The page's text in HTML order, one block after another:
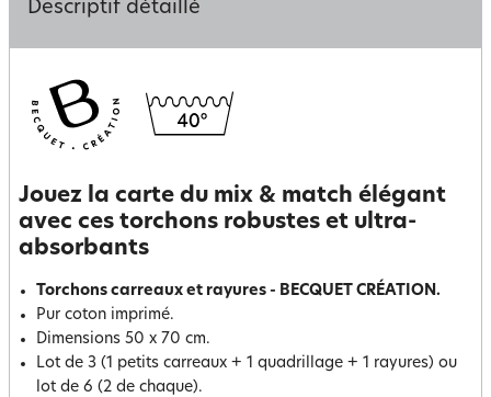
Descriptif détaillé
Jouez la carte du mix & match élégant
avec ces torchons robustes et ultra-
absorbants
Torchons carreaux et rayures - BECQUET CRÉATION.
Pur coton imprimé.
Dimensions 50 x 70 cm.
Lot de 3 (1 petits carreaux + 1 quadrillage + 1 rayures) ou
lot de 6 (2 de chaque).